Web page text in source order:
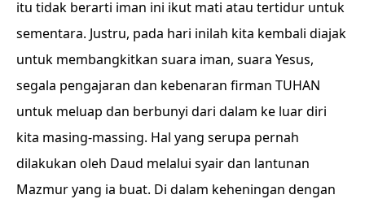
itu tidak berarti iman ini ikut mati atau tertidur untuk
sementara. Justru, pada hari inilah kita kembali diajak
untuk membangkitkan suara iman, suara Yesus,
segala pengajaran dan kebenaran firman TUHAN
untuk meluap dan berbunyi dari dalam ke luar diri
kita masing-massing. Hal yang serupa pernah
dilakukan oleh Daud melalui syair dan lantunan
Mazmur yang ia buat. Di dalam keheningan dengan